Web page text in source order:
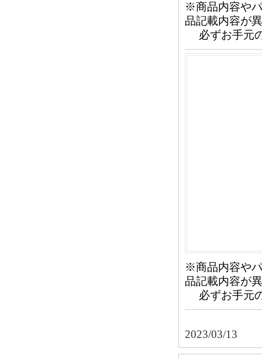
※商品内容や
品記載内容が
必ずお手元
※商品内容や
品記載内容が
必ずお手元
2023/03/13